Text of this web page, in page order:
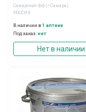
Самарская ФФ (г.Самара)
РОССИЯ
В наличии в 1 аптеке
Под заказ: нет
Нет в наличии